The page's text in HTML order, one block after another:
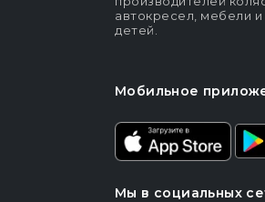
автокресел, мебели и
детей.
Мобильное
Мы в социальных